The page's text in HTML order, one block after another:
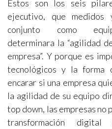
Estos son los seis
ejecutivo, que
conjunto como
determinara la “agilidad
empresa”. Y porque es
tecnológicos y la forma
encarar si una empresa
la agilidad de su equipo
top down, las empresas no
transformación